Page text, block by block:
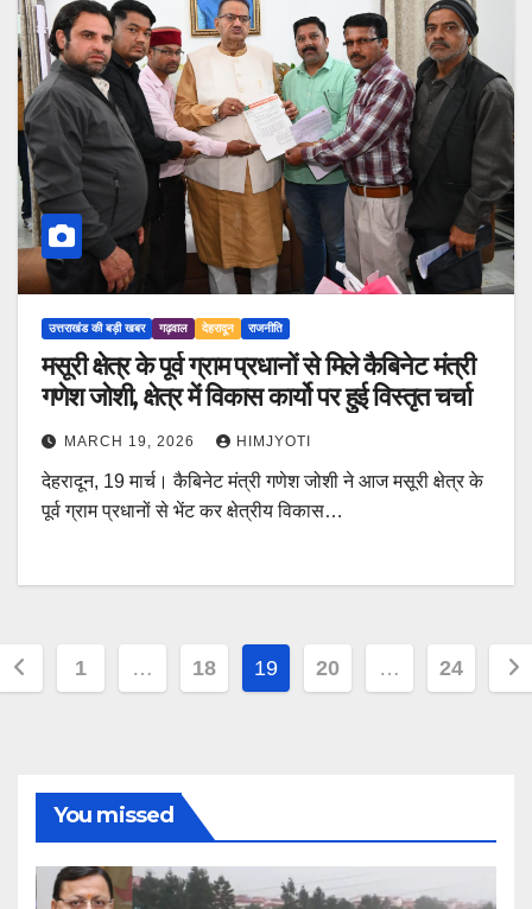
उत्तराखंड की बड़ी खबर गढ़वाल देहरादून राजनीति
मसूरी क्षेत्र के पूर्व ग्राम प्रधानों से मिले कैबिनेट मंत्री
गणेश जोशी, क्षेत्र में विकास कार्यो पर हुई विस्तृत चर्चा
MARCH 19, 2026 HIMJYOTI
देहरादून, 19 मार्च। कैबिनेट मंत्री गणेश जोशी ने आज मसूरी क्षेत्र के
पूर्व ग्राम प्रधानों से भेंट कर क्षेत्रीय विकास…
1 … 18 19 20 … 24
You missed